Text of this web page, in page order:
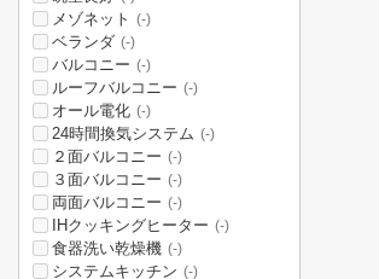
メゾネット (-)
ベランダ (-)
バルコニー (-)
ルーフバルコニー (-)
オール電化 (-)
24時間換気システム (-)
２面バルコニー (-)
３面バルコニー (-)
両面バルコニー (-)
IHクッキングヒーター (-)
食器洗い乾燥機 (-)
システムキッチン (-)